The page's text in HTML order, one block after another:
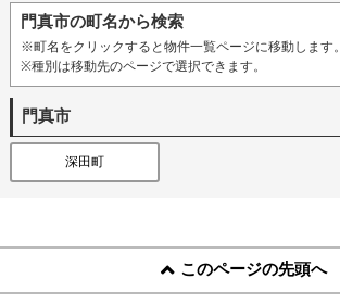
門真市の町名から検索
※町名をクリックすると物件一覧ページに移動します。
※種別は移動先のページで選択できます。
門真市
深田町
このページの先頭へ